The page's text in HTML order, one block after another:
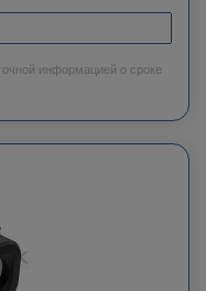
информацией о сроке